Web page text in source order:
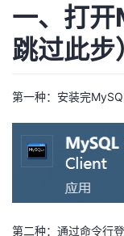
博
的
坛
我
圈
子
的
直
播
我
的
活
我
的
我
一、打
跳过此步
第一种：安装完
第二种：通过命令行